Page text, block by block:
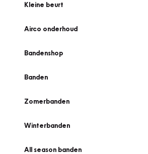
Kleine beurt
Airco onderhoud
Bandenshop
Banden
Zomerbanden
Winterbanden
All season banden